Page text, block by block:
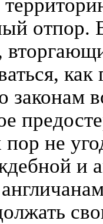
отпор.
законам
не
и